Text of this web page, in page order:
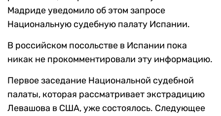
Мадриде уведомило об этом запросе
Национальную судебную палату Испании.
В российском посольстве в Испании пока
никак не прокомментировали эту информацию.
Первое заседание Национальной судебной
палаты, которая рассматривает экстрадицию
Левашова в США, уже состоялось. Следующее